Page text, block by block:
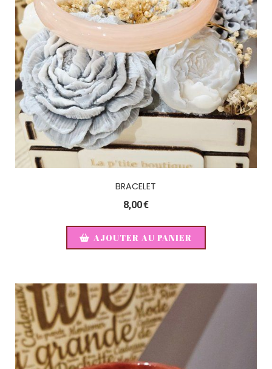
BRACELET
8,00€
AJOUTER AU PANIER